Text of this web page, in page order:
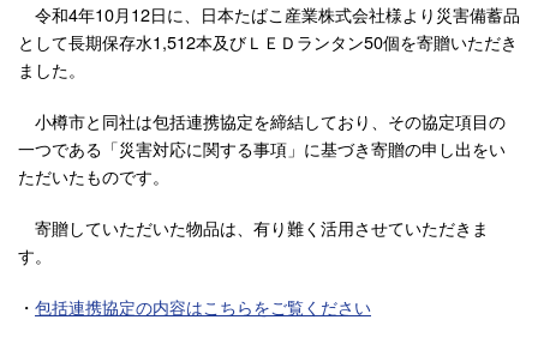
令和4年10月12日に、日本たばこ産業株式会社様より災害備蓄品
として長期保存水1,512本及びＬＥＤランタン50個を寄贈いただき
ました。
小樽市と同社は包括連携協定を締結しており、その協定項目の
一つである「災害対応に関する事項」に基づき寄贈の申し出をい
ただいたものです。
寄贈していただいた物品は、有り難く活用させていただきま
す。
・ 包括連携協定の内容はこちらをご覧ください